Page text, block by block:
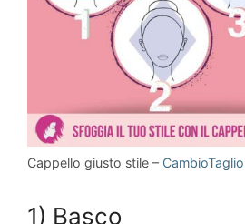
Cappello giusto stile –
1) Basco